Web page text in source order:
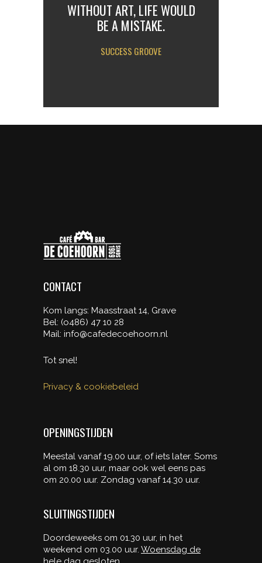
WITHOUT ART, LIFE WOULD
BE A MISTAKE.
SUCCESS GROOVE
CONTACT
Kom langs: Maasstraat 14, Grave
Bel: (o486) 47 10 28
Mail: info@cafedecoehoorn.nl
Tot snel!
Privacy & cookiebeleid
OPENINGSTIJDEN
Meestal vanaf 19.00 uur, of iets later. Soms
al om 18.30 uur, maar ook wel eens pas
om 20.00 uur. Zondag vanaf 14.30 uur.
SLUITINGSTIJDEN
Doordeweeks om 01.30 uur, in het
weekend om 03.00 uur. Woensdag de